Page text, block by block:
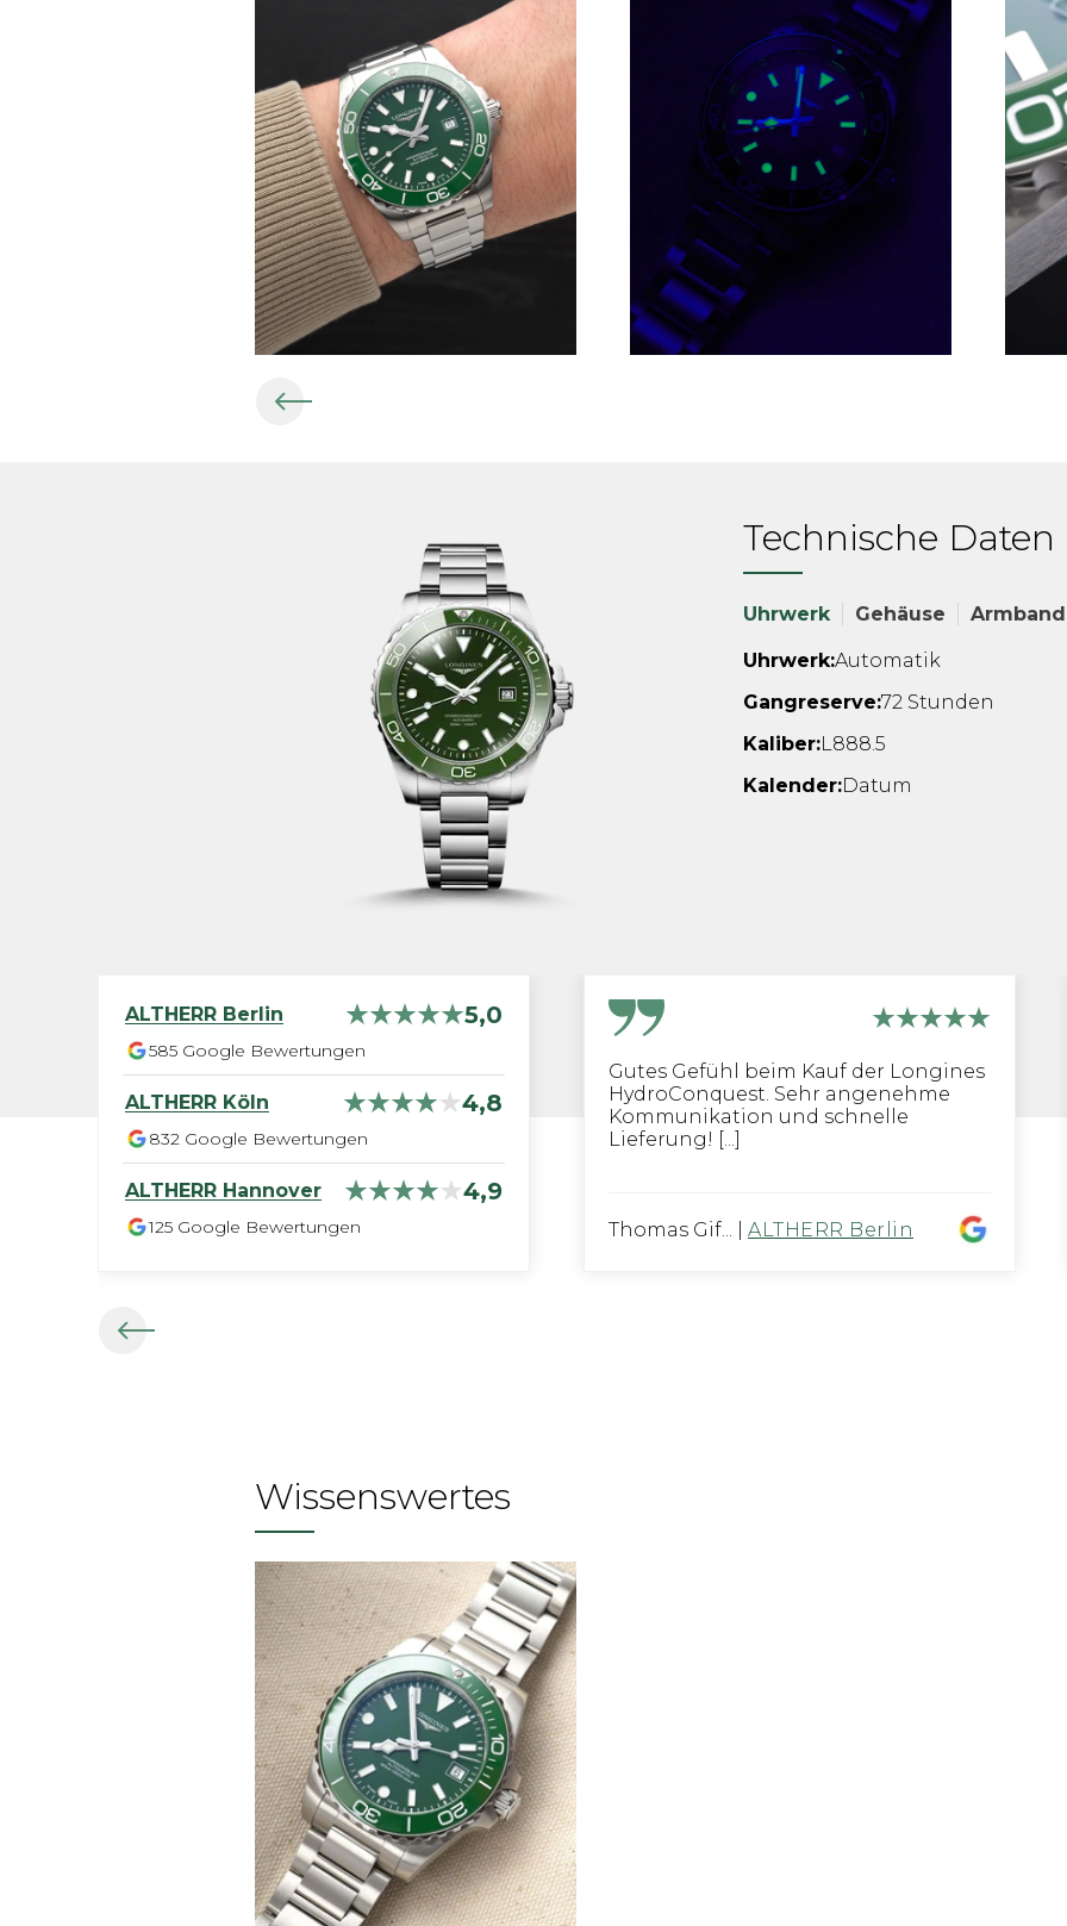
Technische Daten
Uhrwerk Gehäuse Armband
Uhrwerk:Automatik
Gangreserve:72 Stunden
Kaliber:L888.5
Kalender:Datum
ALTHERR Berlin 5,0
585 Google Bewertungen
ALTHERR Köln 4,8
832 Google Bewertungen
ALTHERR Hannover 4,9
125 Google Bewertungen
Gutes Gefühl beim Kauf der Longines
HydroConquest. Sehr angenehme
Kommunikation und schnelle
Lieferung! [...]
Thomas Gif... ALTHERR Berlin
Wissenswertes